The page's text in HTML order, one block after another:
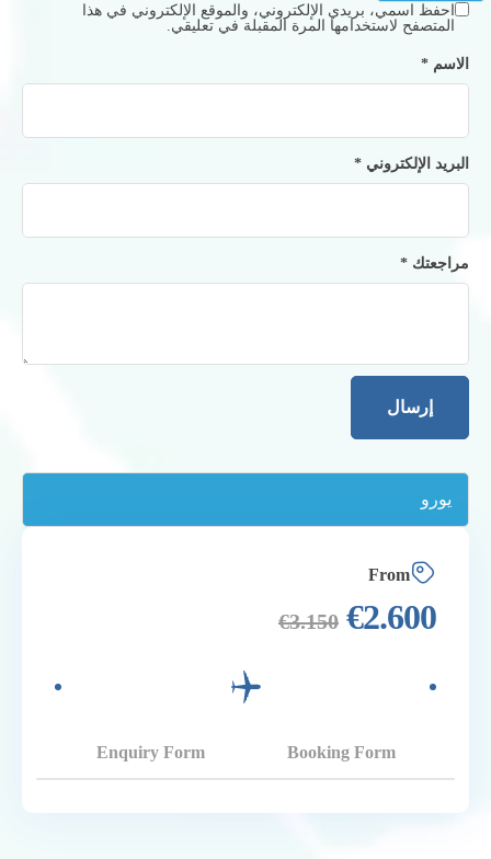
مراجعتك *
الاسم *
البريد الإلكتروني *
احفظ اسمي، بريدي الإلكتروني، والموقع الإلكتروني في هذا
المتصفح لاستخدامها المرة المقبلة في تعليقي.
From
€2.600
€3.150
Booking Form
Enquiry Form